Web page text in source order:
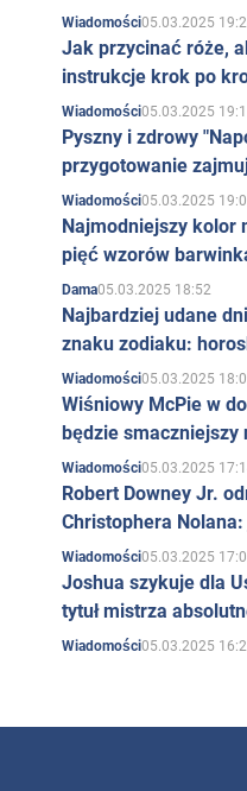
amerykańskimi
Depardieu trafił do
szczęście wszystko było
Gerard zdał sobie
swoim życiu, bo inaczej
przyjaciołom, Gerard
gdzie dostał pracę na
którzy zebrali się na
Taki błyskotliwy,
nie przypuszczał wtedy,
również znajdzie się
Chateauroux, Gerard
kolejowej znajomego,
do Paryża i
postanowił
Paryż. Studia
Depardieu miał 16 lat,
ja musiałem pracować
Wiadomości05.03.2025
Jak przycinać róże,
instrukcje krok po
Wiadomości05.03.2025
Pyszny i zdrowy
przygotowanie
Wiadomości05.03.2025
Najmodniejszy kolor
pięć wzorów
Dama05.03.2025 18:52
Najbardziej udane
znaku zodiaku:
Wiadomości05.03.2025
Wiśniowy McPie w
będzie smaczniejszy
Wiadomości05.03.2025
Robert Downey Jr.
Christophera
Wiadomości05.03.2025
Joshua szykuje dla
tytuł mistrza
Wiadomości05.03.2025